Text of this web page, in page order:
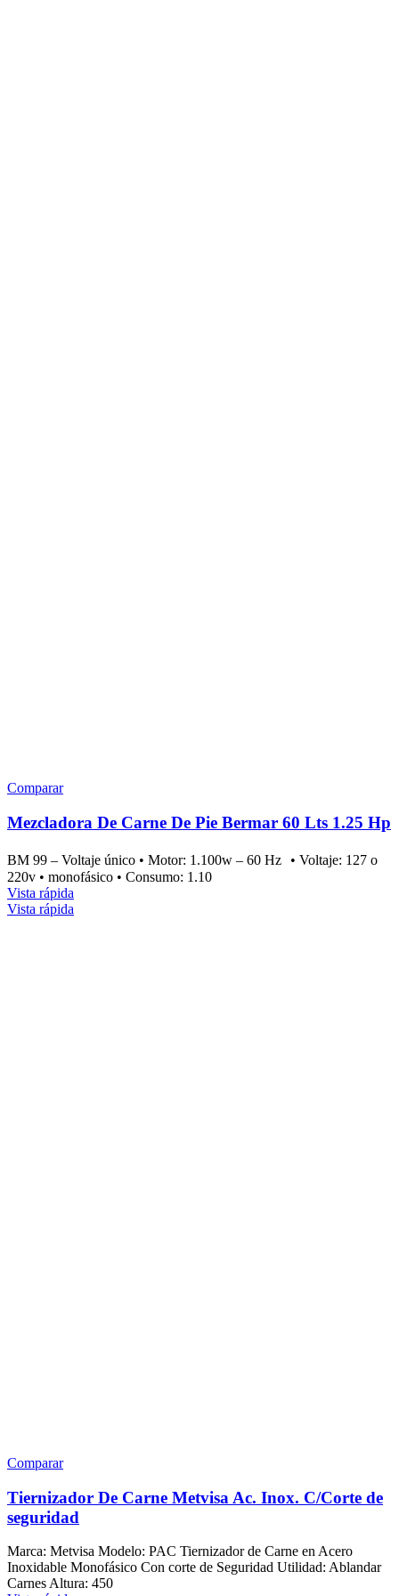
Comparar
Mezcladora De Carne De Pie Bermar 60 Lts 1.25 Hp
BM 99 – Voltaje único • Motor: 1.100w – 60 Hz • Voltaje: 127 o
220v • monofásico • Consumo: 1.10
Vista rápida
Vista rápida
Comparar
Tiernizador De Carne Metvisa Ac. Inox. C/Corte de
seguridad
Marca: Metvisa Modelo: PAC Tiernizador de Carne en Acero
Inoxidable Monofásico Con corte de Seguridad Utilidad: Ablandar
Carnes Altura: 450